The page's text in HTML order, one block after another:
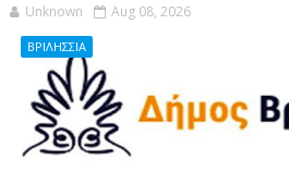
Unknown Aug 08, 2026
ΒΡΙΛΗΣΣΙΑ